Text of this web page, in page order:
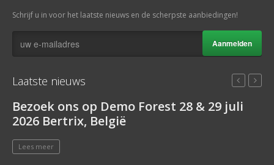
Schrijf u in voor het laatste nieuws en de scherpste aanbiedingen!
Aanmelden
Laatste nieuws
Bezoek ons op Demo Forest 28 & 29 juli
2026 Bertrix, België
Lees meer